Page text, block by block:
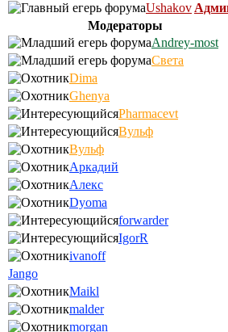
Ushakov
Модераторы
Andrey-most
Света
Dima
Ghenya
Pharmacevt
Вульф
Вульф
Аркадий
Алекс
Dyoma
forwarder
IgorR
ivanoff
Jango
Maikl
malder
morgan